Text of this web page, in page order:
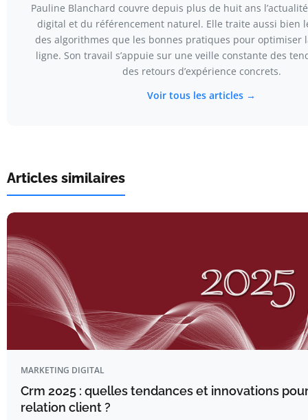
Pauline Blanchard couvre depuis plus de huit ans
digital et du référencement naturel. Elle traite aussi bien
des algorithmes que les bonnes pratiques pour optimiser
ligne. Son travail s’appuie sur une veille constante des
des retours d’expérience concrets.
Voir tous les articles →
Articles similaires
MARKETING DIGITAL
Crm 2025 : quelles tendances et innovations
relation client ?